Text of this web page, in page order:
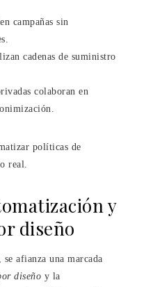
campañas sin
cadenas de suministro
colaboran en
políticas de
real.
y
diseño
afianza una marcada
diseño y la